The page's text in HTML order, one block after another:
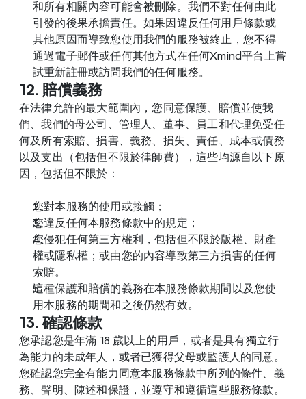
和所有相關內容可能會被刪除。我們不對任何由此
引發的後果承擔責任。如果因違反任何用戶條款或
其他原因而導致您使用我們的服務被終止，您不得
通過電子郵件或任何其他方式在任何Xmind平台上嘗
試重新註冊或訪問我們的任何服務。
12. 賠償義務
在法律允許的最大範圍內，您同意保護、賠償並使我
們、我們的母公司、管理人、董事、員工和代理免受任
何及所有索賠、損害、義務、損失、責任、成本或債務
以及支出（包括但不限於律師費），這些均源自以下原
因，包括但不限於：
您對本服務的使用或接觸；
您違反任何本服務條款中的規定；
您侵犯任何第三方權利，包括但不限於版權、財產
權或隱私權；或由您的內容導致第三方損害的任何
索賠。
這種保護和賠償的義務在本服務條款期間以及您使
用本服務的期間和之後仍然有效。
13. 確認條款
您承認您是年滿 18 歲以上的用戶，或者是具有獨立行
為能力的未成年人，或者已獲得父母或監護人的同意。
您確認您完全有能力同意本服務條款中所列的條件、義
務、聲明、陳述和保證，並遵守和遵循這些服務條款。